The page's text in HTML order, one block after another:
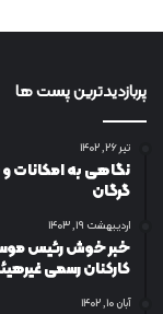
پربازدیدترین پست ها
تیر ۲۶, ۱۴۰۲
نگاهی به امکانات
گرگان
اردیبهشت ۱۹, ۱۴۰۳
خبر خوش رئیس
کارکنان رسمی
آبان ۱۰, ۱۴۰۲